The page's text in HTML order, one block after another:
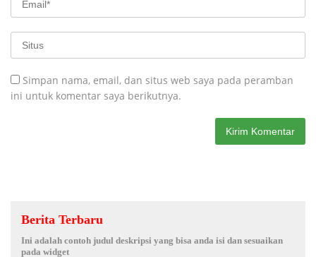
Simpan nama, email, dan situs web saya pada peramban
ini untuk komentar saya berikutnya.
Berita Terbaru
Ini adalah contoh judul deskripsi yang bisa anda isi dan sesuaikan
pada widget